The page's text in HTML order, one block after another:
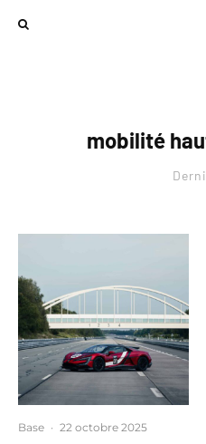
mobilité
Base · 22 octobre 2025